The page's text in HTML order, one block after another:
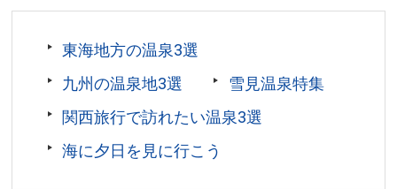
東海地方の温泉3選
九州の温泉地3選
雪見温泉特集
関西旅行で訪れたい温泉3選
海に夕日を見に行こう